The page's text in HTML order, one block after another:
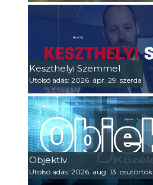
Keszthelyi Szemmel
Utolsó adás: 2026. ápr. 29. szerda
Objektív
Utolsó adás: 2026. aug. 13. csütörtök